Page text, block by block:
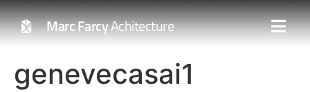
Marc FarcyAchitecture
genevecasai1